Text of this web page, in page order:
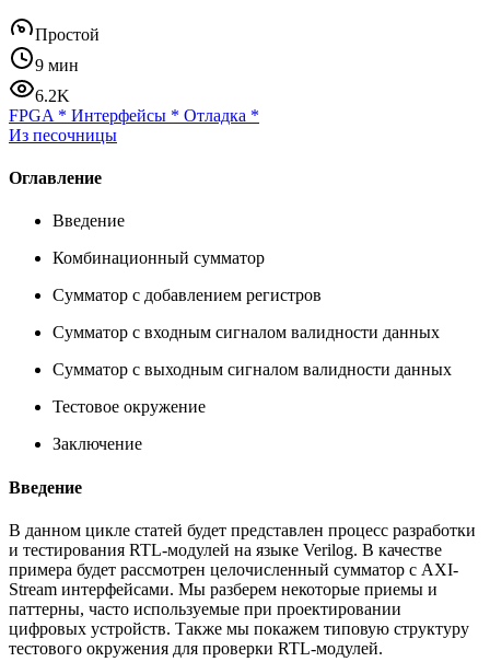
Простой
9 мин
6.2K
FPGA * Интерфейсы * Отладка *
Из песочницы
Оглавление
Введение
Комбинационный сумматор
Сумматор с добавлением регистров
Сумматор с входным сигналом валидности данных
Сумматор с выходным сигналом валидности данных
Тестовое окружение
Заключение
Введение
В данном цикле статей будет представлен процесс разработки
и тестирования RTL-модулей на языке Verilog. В качестве
примера будет рассмотрен целочисленный сумматор с AXI-
Stream интерфейсами. Мы разберем некоторые приемы и
паттерны, часто используемые при проектировании
цифровых устройств. Также мы покажем типовую структуру
тестового окружения для проверки RTL-модулей.